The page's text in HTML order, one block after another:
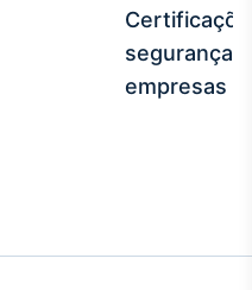
segurança
empresas